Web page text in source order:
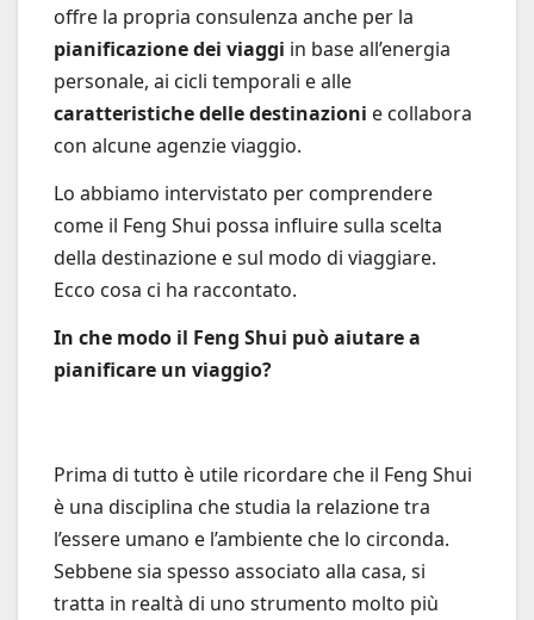
offre la propria consulenza anche per la
pianificazione dei viaggi in base all’energia
personale, ai cicli temporali e alle
caratteristiche delle destinazioni e collabora
con alcune agenzie viaggio.
Lo abbiamo intervistato per comprendere
come il Feng Shui possa influire sulla scelta
della destinazione e sul modo di viaggiare.
Ecco cosa ci ha raccontato.
In che modo il Feng Shui può aiutare a
pianificare un viaggio?
Prima di tutto è utile ricordare che il Feng Shui
è una disciplina che studia la relazione tra
l’essere umano e l’ambiente che lo circonda.
Sebbene sia spesso associato alla casa, si
tratta in realtà di uno strumento molto più